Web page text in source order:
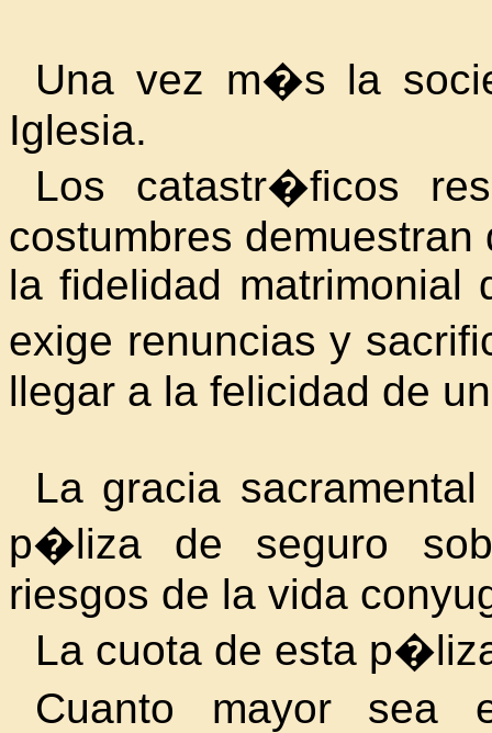
Una vez m�s la
Iglesia.
Los catastr�ficos
costumbres
la fidelidad matrimonial
exige renuncias y
llegar a la felicidad de
La gracia
p�liza de seguro
riesgos de la vida
La cuota de esta
Cuanto mayor sea